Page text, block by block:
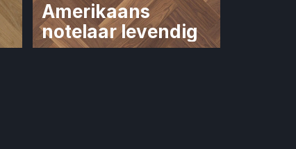
Amerikaans
notelaar levendig